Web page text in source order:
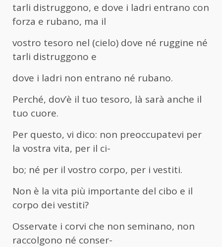
tarli distruggono, e dove i ladri entrano con
forza e rubano, ma il
vostro tesoro nel (cielo) dove né ruggine né
tarli distruggono e
dove i ladri non entrano né rubano.
Perché, dov’è il tuo tesoro, là sarà anche il
tuo cuore.
Per questo, vi dico: non preoccupatevi per
la vostra vita, per il ci-
bo; né per il vostro corpo, per i vestiti.
Non è la vita più importante del cibo e il
corpo dei vestiti?
Osservate i corvi che non seminano, non
raccolgono né conser-